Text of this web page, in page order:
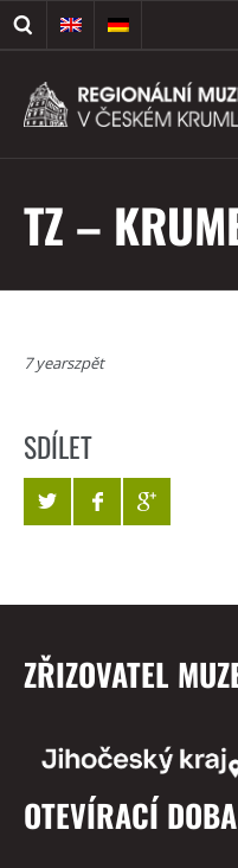
TZ –
7 yearszpět
SDÍLET
ZŘIZOVATEL
OTEVÍRACÍ DOBA